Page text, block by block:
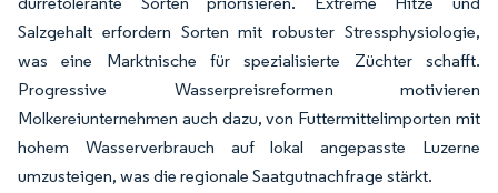
Salzgehalt erfordern Sorten mit robuster Stressphysiologie,
was eine Marktnische für spezialisierte Züchter schafft.
Progressive Wasserpreisreformen motivieren
Molkereiunternehmen auch dazu, von Futtermittelimporten mit
hohem Wasserverbrauch auf lokal angepasste Luzerne
umzusteigen, was die regionale Saatgutnachfrage stärkt.